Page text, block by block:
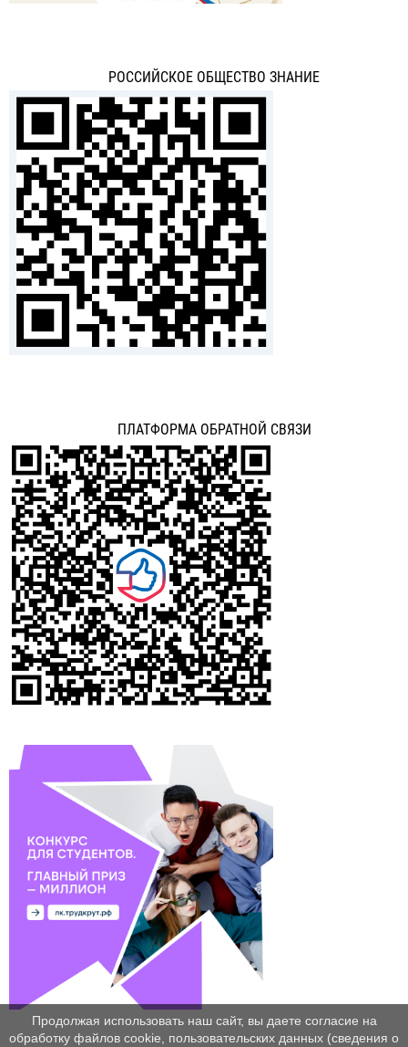
РОССИЙСКОЕ ОБЩЕСТВО ЗНАНИЕ
ПЛАТФОРМА ОБРАТНОЙ СВЯЗИ
Продолжая использовать наш сайт, вы даете согласие на
обработку файлов cookie, пользовательских данных (сведения о